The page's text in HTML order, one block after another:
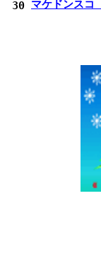
30
マケドンスコ